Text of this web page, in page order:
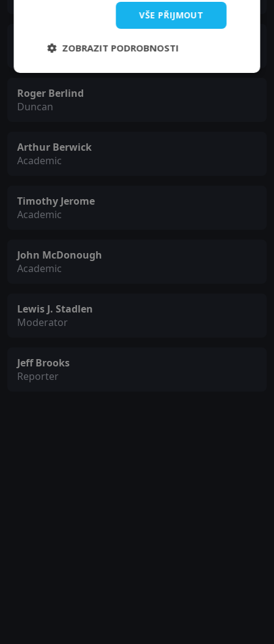
Roger Berlind
Duncan
Arthur Berwick
Academic
Timothy Jerome
Academic
John McDonough
Academic
Lewis J. Stadlen
Moderator
Jeff Brooks
Reporter
VŠE PŘIJMOUT
ZOBRAZIT PODROBNOSTI